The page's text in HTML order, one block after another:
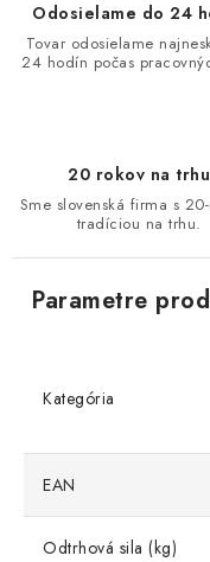
Odosielame do 24
Tovar odosielame
24 hodín počas
20 rokov na trhu
Sme slovenská firma s
tradíciou na trhu.
Parametre
Kategória
EAN
Odtrhová sila (kg)